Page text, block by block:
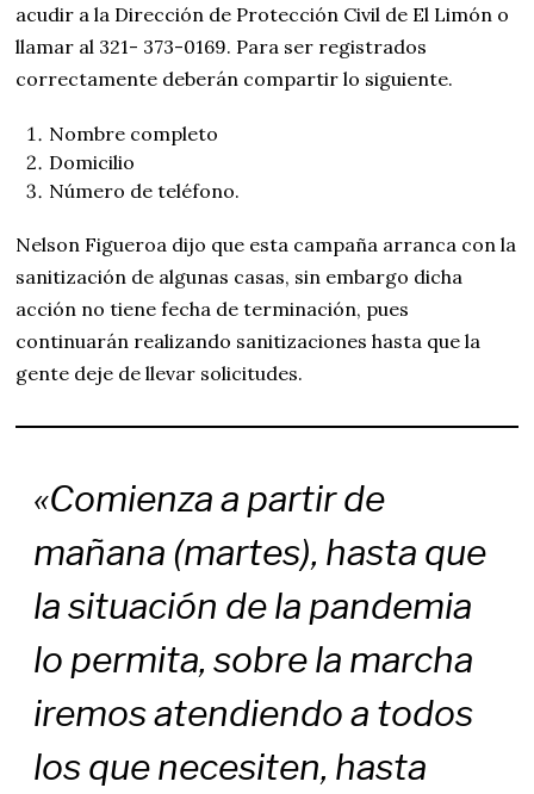
acudir a la Dirección de Protección Civil de El Limón o
llamar al 321- 373-0169. Para ser registrados
correctamente deberán compartir lo siguiente.
Nombre completo
Domicilio
Número de teléfono.
Nelson Figueroa dijo que esta campaña arranca con la
sanitización de algunas casas, sin embargo dicha
acción no tiene fecha de terminación, pues
continuarán realizando sanitizaciones hasta que la
gente deje de llevar solicitudes.
«Comienza a partir de
mañana (martes), hasta que
la situación de la pandemia
lo permita, sobre la marcha
iremos atendiendo a todos
los que necesiten, hasta